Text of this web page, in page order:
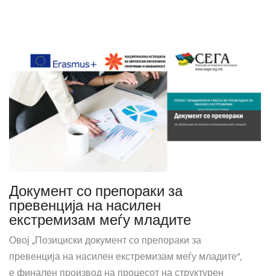
Документ со препораки за
превенција на насилен
екстремизам меѓу младите
Овој „Позициски документ со препораки за
превенција на насилен екстремизам меѓу младите“,